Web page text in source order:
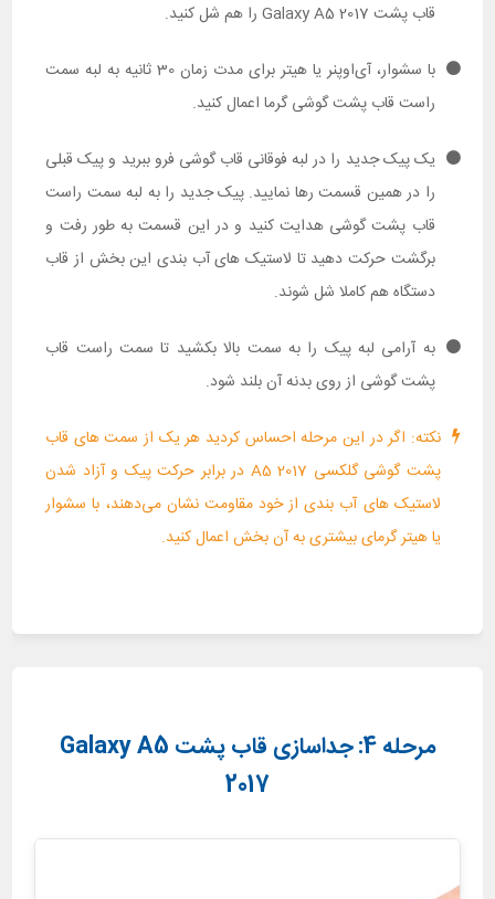
قاب پشت Galaxy A5 2017 را هم شل کنید.
با سشوار، آی‌اوپنر یا هیتر برای مدت زمان 30 ثانیه به لبه سمت
راست قاب پشت گوشی گرما اعمال کنید.
یک پیک جدید را در لبه فوقانی قاب گوشی فرو ببرید و پیک قبلی
را در همین قسمت رها نمایید. پیک جدید را به لبه سمت راست
قاب پشت گوشی هدایت کنید و در این قسمت به طور رفت و
برگشت حرکت دهید تا لاستیک های آب بندی این بخش از قاب
دستگاه هم کاملا شل شوند.
به آرامی لبه پیک را به سمت بالا بکشید تا سمت راست قاب
پشت گوشی از روی بدنه آن بلند شود.
نکته: اگر در این مرحله احساس کردید هر یک از سمت های قاب
پشت گوشی گلکسی A5 2017 در برابر حرکت پیک و آزاد شدن
لاستیک های آب بندی از خود مقاومت نشان می‌دهند، با سشوار
یا هیتر گرمای بیشتری به آن بخش اعمال کنید.
مرحله 4: جداسازی قاب پشت Galaxy A5
2017